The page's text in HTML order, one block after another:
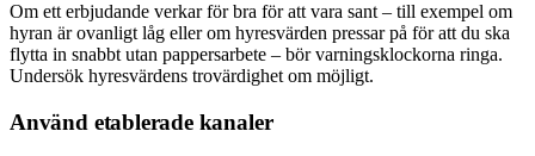
Om ett erbjudande verkar för bra för att vara sant – till exempel om
hyran är ovanligt låg eller om hyresvärden pressar på för att du ska
flytta in snabbt utan pappersarbete – bör varningsklockorna ringa.
Undersök hyresvärdens trovärdighet om möjligt.
Använd etablerade kanaler